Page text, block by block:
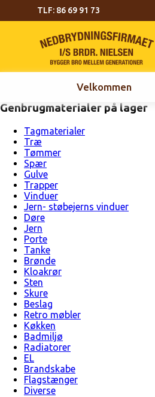
TLF: 86 69 91 73
Velkommen
Genbrugmaterialer på lager
Tagmaterialer
Træ
Tømmer
Spær
Gulve
Trapper
Vinduer
Jern- støbejerns vinduer
Døre
Jern
Porte
Tanke
Brønde
Kloakrør
Sten
Skure
Beslag
Retro møbler
Køkken
Badmiljø
Radiatorer
EL
Brandskabe
Flagstænger
Diverse